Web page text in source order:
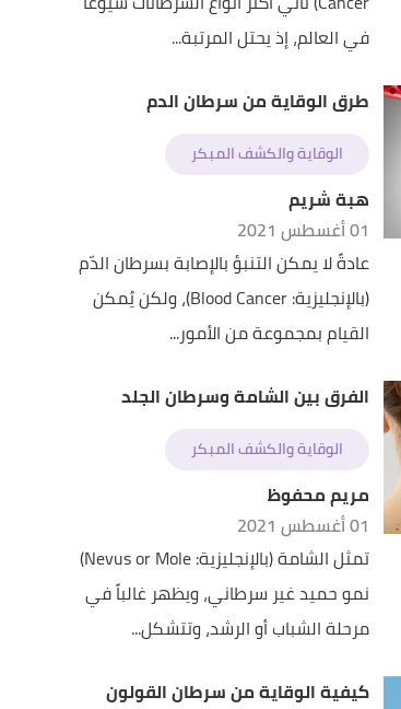
في العالم، إذ يحتل المرتبة...
طرق الوقاية من سرطان الدم
الوقاية والكشف المبكر
هبة شريم
01 أغسطس 2021
عادةً لا يمكن التنبؤ بالإصابة بسرطان الدّم
(بالإنجليزية: Blood Cancer)، ولكن يُمكن
القيام بمجموعة من الأمور...
الفرق بين الشامة وسرطان الجلد
الوقاية والكشف المبكر
مريم محفوظ
01 أغسطس 2021
تمثل الشامة (بالإنجليزية: Nevus or Mole)
نمو حميد غير سرطاني، ويظهر غالباً في
مرحلة الشباب أو الرشد، وتتشكل...
كيفية الوقاية من سرطان القولون